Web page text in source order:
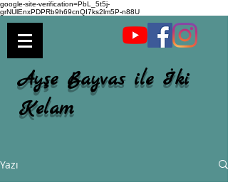
google-site-verification=PbL_5t5j-
grNUlEnxPDPRb9h69cnQI7ks2lm5P-n88U
Ayşe Bayvas ile İki
Kelam
Yazı